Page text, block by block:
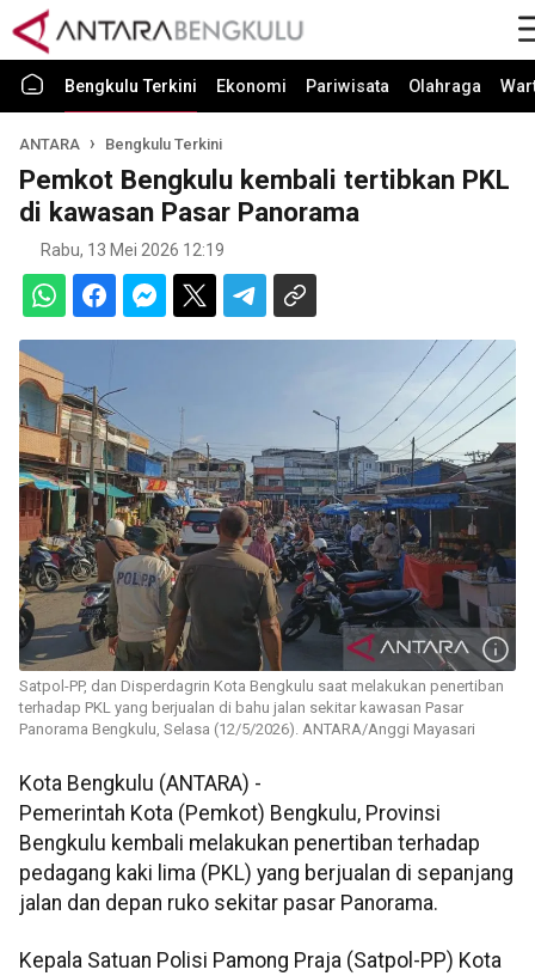
Bengkulu Terkini Ekonomi Pariwisata Olahraga
ANTARA Bengkulu Terkini
Pemkot Bengkulu kembali tertibkan PKL
di kawasan Pasar Panorama
Rabu, 13 Mei 2026 12:19
Satpol-PP, dan Disperdagrin Kota Bengkulu saat melakukan penertiban
terhadap PKL yang berjualan di bahu jalan sekitar kawasan Pasar
Panorama Bengkulu, Selasa (12/5/2026). ANTARA/Anggi Mayasari
Kota Bengkulu (ANTARA) -
Pemerintah Kota (Pemkot) Bengkulu, Provinsi
Bengkulu kembali melakukan penertiban terhadap
pedagang kaki lima (PKL) yang berjualan di sepanjang
jalan dan depan ruko sekitar pasar Panorama.
Kepala Satuan Polisi Pamong Praja (Satpol-PP) Kota